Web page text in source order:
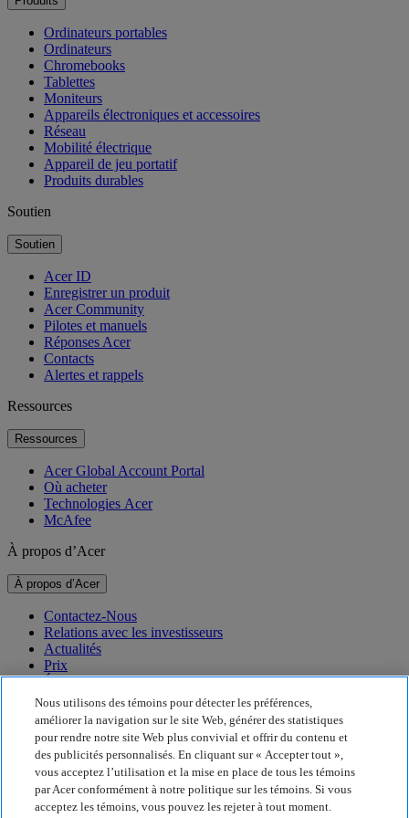
Ordinateurs portables
Ordinateurs
Chromebooks
Tablettes
Moniteurs
Appareils électroniques et accessoires
Réseau
Mobilité électrique
Appareil de jeu portatif
Produits durables
Soutien
Soutien
Acer ID
Enregistrer un produit
Acer Community
Pilotes et manuels
Réponses Acer
Contacts
Alertes et rappels
Ressources
Ressources
Acer Global Account Portal
Où acheter
Technologies Acer
McAfee
À propos d’Acer
À propos d’Acer
Contactez-Nous
Relations avec les investisseurs
Actualités
Prix
Événements
Durabilité
Durabilité
Responsabilité sociale de l’entreprise
Empreinte carbone des produits
Project Humanity
Nous utilisons des témoins pour détecter les préférences,
améliorer la navigation sur le site Web, générer des statistiques
pour rendre notre site Web plus convivial et offrir du contenu et
des publicités personnalisés. En cliquant sur « Accepter tout »,
vous acceptez l’utilisation et la mise en place de tous les témoins
par Acer conformément à notre politique sur les témoins. Si vous
acceptez les témoins, vous pouvez les rejeter à tout moment.